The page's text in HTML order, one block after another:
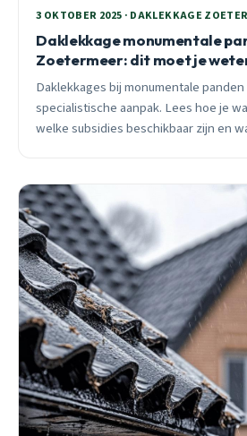
3 OKTOBER 2025 · DAKLEKKAGE
Daklekkage monumentale
Zoetermeer: dit moet je
Daklekkages bij monumentale
specialistische aanpak. Lees hoe je
welke subsidies beschikbaar zijn en